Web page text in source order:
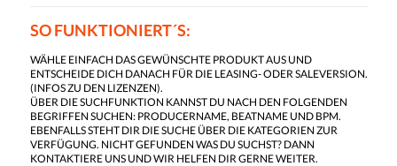
SO FUNKTIONIERT´S:
WÄHLE EINFACH DAS GEWÜNSCHTE PRODUKT AUS UND
ENTSCHEIDE DICH DANACH FÜR DIE LEASING- ODER SALEVERSION.
(INFOS ZU DEN LIZENZEN).
ÜBER DIE SUCHFUNKTION KANNST DU NACH DEN FOLGENDEN
BEGRIFFEN SUCHEN: PRODUCERNAME, BEATNAME UND BPM.
EBENFALLS STEHT DIR DIE SUCHE ÜBER DIE KATEGORIEN ZUR
VERFÜGUNG. NICHT GEFUNDEN WAS DU SUCHST? DANN
KONTAKTIERE UNS UND WIR HELFEN DIR GERNE WEITER.